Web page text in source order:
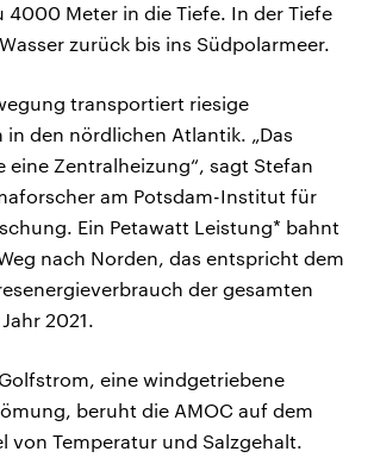
4000 Meter in die Tiefe. In der Tiefe
zurück bis ins Südpolarmeer.
transportiert riesige
in den nördlichen Atlantik. „Das
Zentralheizung“, sagt Stefan
am Potsdam-Institut für
Ein Petawatt Leistung* bahnt
nach Norden, das entspricht dem
der gesamten
2021.
eine windgetriebene
beruht die AMOC auf dem
von Temperatur und Salzgehalt.